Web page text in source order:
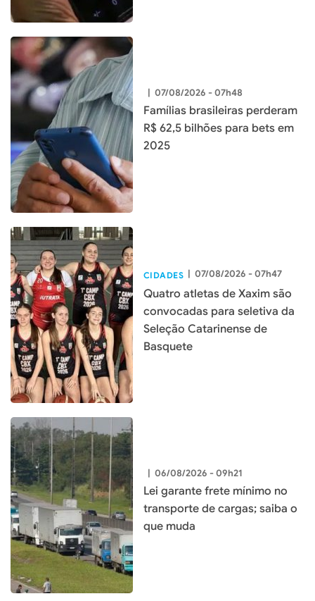
| 07/08/2026 - 07h48
Famílias brasileiras perderam
R$ 62,5 bilhões para bets em
2025
CIDADES | 07/08/2026 - 07h47
Quatro atletas de Xaxim são
convocadas para seletiva da
Seleção Catarinense de
Basquete
| 06/08/2026 - 09h21
Lei garante frete mínimo no
transporte de cargas; saiba o
que muda